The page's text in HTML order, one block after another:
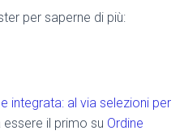
per saperne di più:
integrata: al via selezioni per
il primo su Ordine